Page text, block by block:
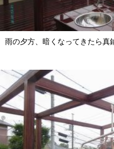
雨の夕方、暗くなってきたら真